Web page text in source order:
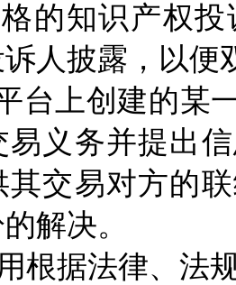
的知识产权
人披露，以便
台上创建的某
易义务并提出
其交易对方的
解决。
根据法律、法